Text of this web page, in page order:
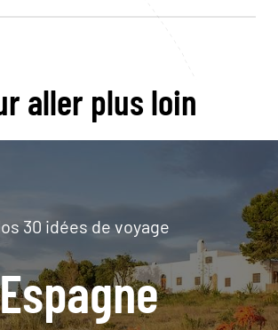
aller plus loin
30 idées de voyage
Espagne